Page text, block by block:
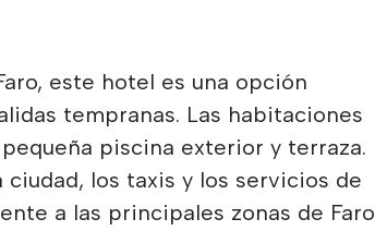
este hotel es una opción
tempranas. Las habitaciones
piscina exterior y terraza.
los taxis y los servicios de
a las principales zonas de Faro